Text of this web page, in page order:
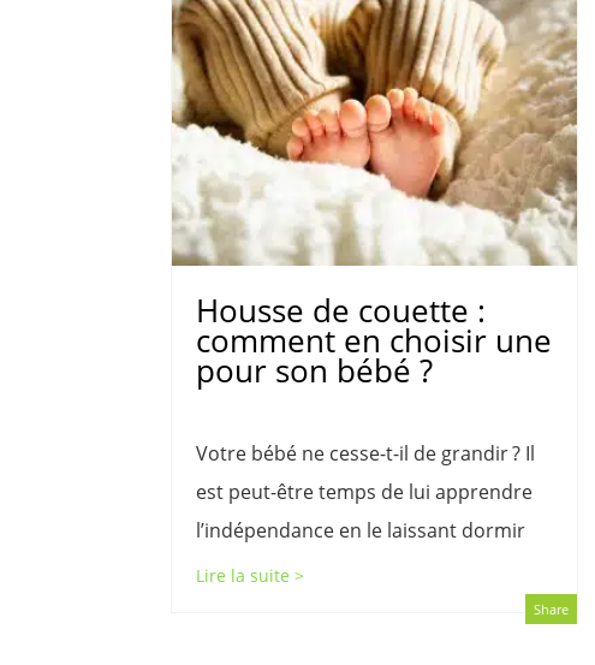
Housse de couette :
comment en choisir une
pour son bébé ?
Votre bébé ne cesse-t-il de grandir ? Il
est peut-être temps de lui apprendre
l’indépendance en le laissant dormir
Lire la suite >
Share